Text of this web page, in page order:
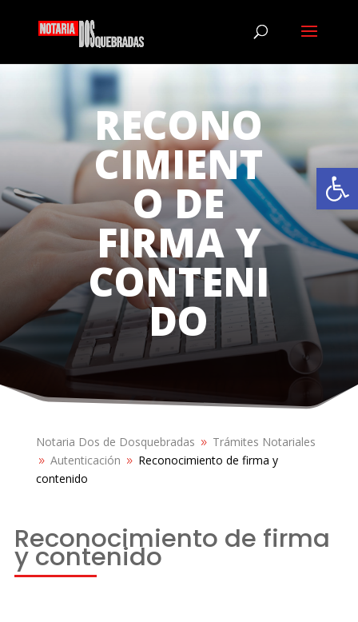
RECONO
CIMIENT
O DE
FIRMA Y
CONTENI
DO
Notaria Dos de Dosquebradas 9 Trámites Notariales
9 Autenticación 9 Reconocimiento de firma y
contenido
Reconocimiento de firma
y contenido